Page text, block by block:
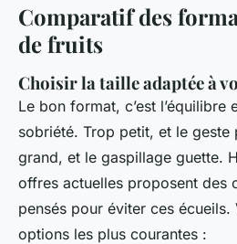
Comparatif des
de fruits
Choisir la taille adaptée à
Le bon format, c’est l’équilibre
sobriété. Trop petit, et le geste
grand, et le gaspillage guette.
offres actuelles proposent des
pensés pour éviter ces
options les plus courantes :